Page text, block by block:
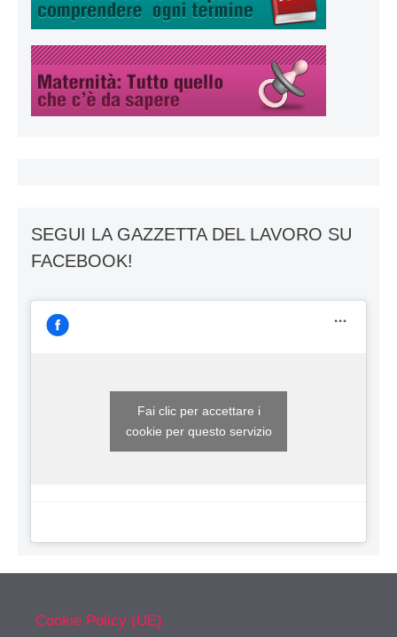
SEGUI LA GAZZETTA DEL LAVORO SU
FACEBOOK!
Fai clic per accettare i
cookie per questo servizio
Cookie Policy (UE)